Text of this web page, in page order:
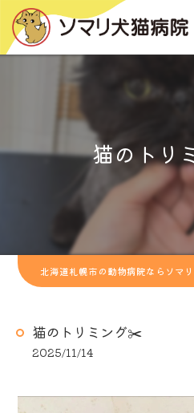
猫のトリ
猫のトリミング✂️
2025/11/14